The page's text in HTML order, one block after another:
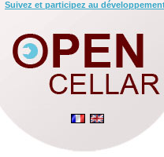
Suivez et participez au